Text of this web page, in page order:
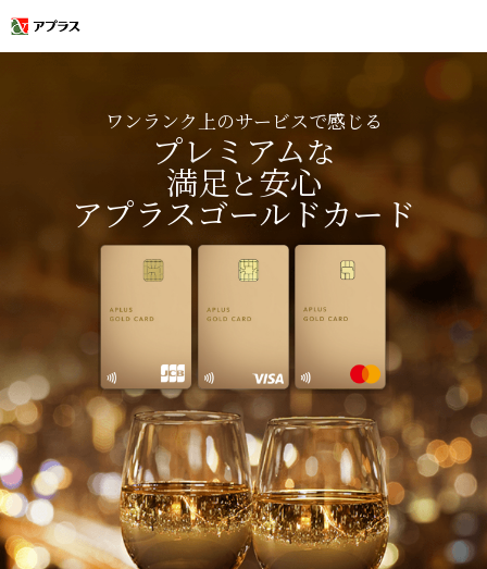
ワンランク上のサービスで感じる
プレミアムな
満足 と安心
アプラスゴールドカード